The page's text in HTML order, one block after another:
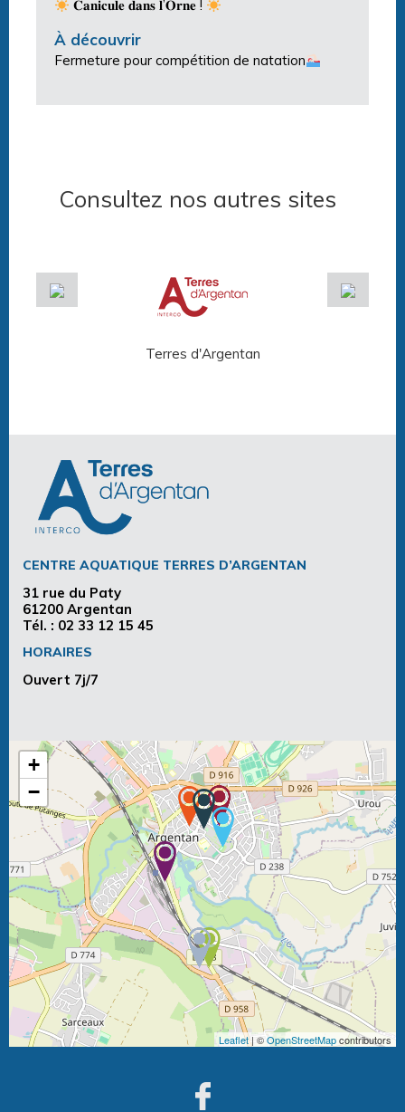
𝐂𝐚𝐧𝐢𝐜𝐮𝐥𝐞 𝐝𝐚𝐧𝐬 𝐥’𝐎𝐫𝐧𝐞 !
À découvrir
Fermeture pour compétition de natation
Consultez nos autres sites
Terres d'Argentan
CENTRE AQUATIQUE TERRES D’ARGENTAN
31 rue du Paty
61200 Argentan
Tél. : 02 33 12 15 45
HORAIRES
Ouvert 7j/7
+
−
Leaflet| ©OpenStreetMapcontributors